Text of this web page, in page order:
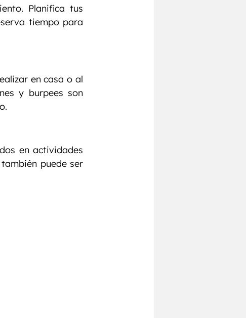
Planifica tus
tiempo para
en casa o al
y burpees son
en actividades
puede ser